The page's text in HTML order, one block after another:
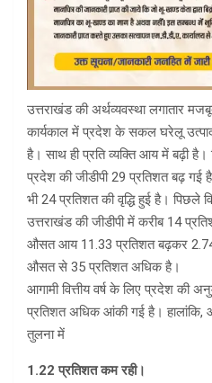
उत्तराखंड की अर्थव्यवस्था लगातार
कार्यकाल में प्रदेश के सकल घरेलू उत्पाद
है। साथ ही प्रति व्यक्ति आय में बढ़ी
प्रदेश की जीडीपी 29 प्रतिशत बढ़ गई
भी 24 प्रतिशत की वृद्धि हुई है। पिछले
उत्तराखंड की जीडीपी में करीब 14
औसत आय 11.33 प्रतिशत बढ़कर
औसत से 35 प्रतिशत अधिक है।
आगामी वित्तीय वर्ष के लिए प्रदेश की
प्रतिशत अधिक आंकी गई है। हालांकि,
तुलना में
1.22 प्रतिशत कम रही।